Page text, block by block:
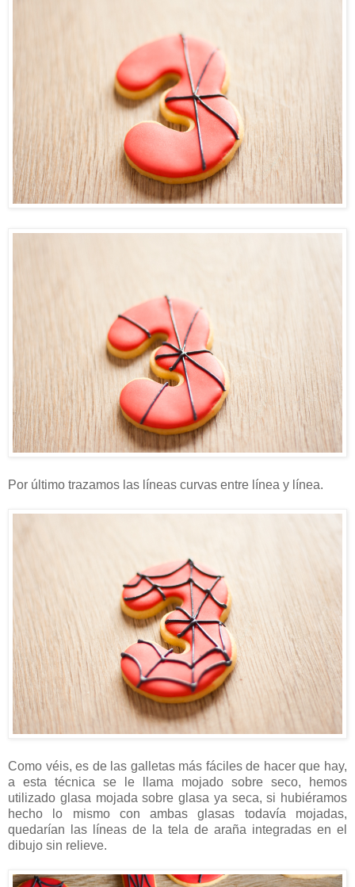
Por último trazamos las líneas curvas entre línea y línea.
Como véis, es de las galletas más fáciles de hacer que hay,
a esta técnica se le llama mojado sobre seco, hemos
utilizado glasa mojada sobre glasa ya seca, si hubiéramos
hecho lo mismo con ambas glasas todavía mojadas,
quedarían las líneas de la tela de araña integradas en el
dibujo sin relieve.